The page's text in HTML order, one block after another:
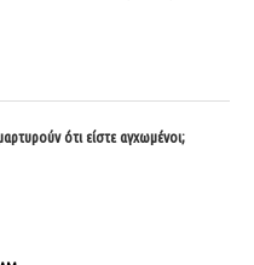
ότι είστε αγχωμένοι;